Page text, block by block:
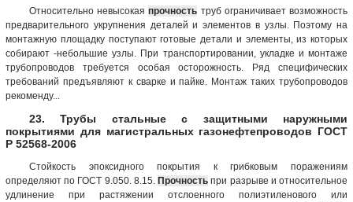
Относительно невысокаяпрочность труб ограничивает возможность
предварительного укрупнения деталей и элементов в узлы. Поэтому на
монтажную площадку поступают готовые детали и элементы, из которых
собирают -небольшие узлы. При транспортировании, укладке и монтаже
трубопроводов требуется особая осторожность. Ряд специфических
требований предъявляют к сварке и пайке. Монтаж таких трубопроводов
рекоменду...
23. Трубы стальные с защитными наружными
покрытиями для магистральных газонефтепроводов ГОСТ
Р 52568-2006
Стойкость эпоксидного покрытия к грибковым поражениям
определяют по ГОСТ 9.050. 8.15.Прочность при разрыве и относительное
удлинение при растяжении отслоенного полиэтиленового или